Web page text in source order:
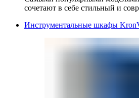
сочетают в себе стильный и
Инструментальные шкафы